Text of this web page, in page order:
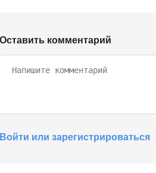
Оставить комментарий
Войти или зарегистрироваться